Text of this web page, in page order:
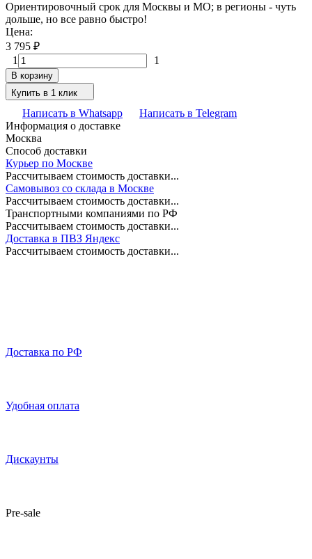
Ориентировочный срок для Москвы и МО; в регионы - чуть
дольше, но все равно быстро!
Цена:
3 795 ₽
1
1
В корзину
Купить в 1 клик
Написать в Whatsapp
Написать в Telegram
Информация о доставке
Москва
Способ доставки
Курьер по Москве
Рассчитываем стоимость доставки...
Самовывоз со склада в Москве
Рассчитываем стоимость доставки...
Транспортными компаниями по РФ
Рассчитываем стоимость доставки...
Доставка в ПВЗ Яндекс
Рассчитываем стоимость доставки...
Доставка по РФ
Удобная оплата
Дискаунты
Pre-sale